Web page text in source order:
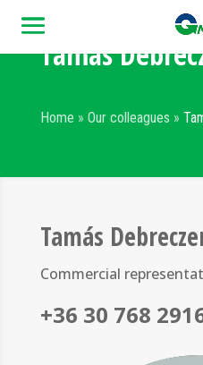
Tamás
Home » Our colleagues »
Tamás
Commercial
+36 30 768